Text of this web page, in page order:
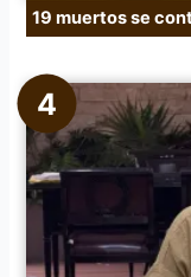
19 muertos se